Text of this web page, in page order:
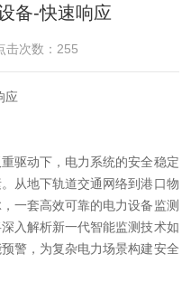
备-快速响应
击次数：255
应
驱动下，电力系统的安全稳定
从地下轨道交通网络到港口物
一套高效可靠的电力设备监测
入解析新一代智能监测技术如
警，为复杂电力场景构建安全